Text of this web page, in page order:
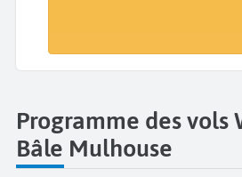
Programme des vols
Bâle Mulhouse